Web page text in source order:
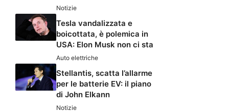
Notizie
Tesla vandalizzata e
boicottata, è polemica in
USA: Elon Musk non ci sta
Auto elettriche
Stellantis, scatta l’allarme
per le batterie EV: il piano
di John Elkann
Notizie